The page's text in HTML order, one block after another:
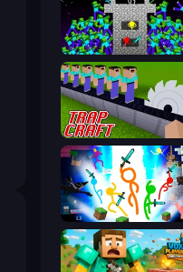
Stick Epic Fighter
Trap Craft
Stickman Epic